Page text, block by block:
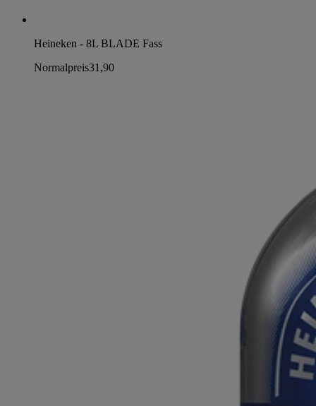
Heineken - 8L BLADE Fass
Normalpreis31,90